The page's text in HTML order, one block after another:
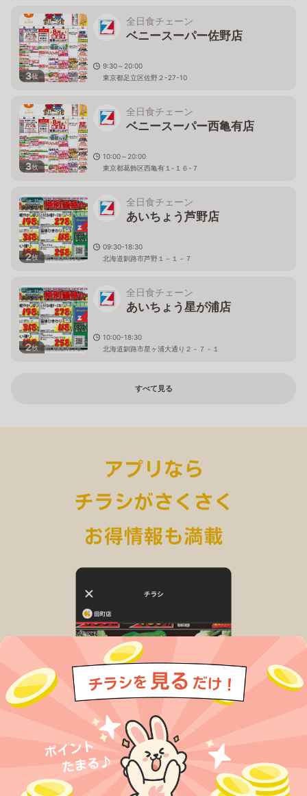
3枚
全日食チェーン
ベニースーパー佐野店
9:30～20:00
東京都足立区佐野２-27-10
3枚
全日食チェーン
ベニースーパー西亀有店
10:00～20:00
東京都葛飾区西亀有１-１６-７
2枚
全日食チェーン
あいちょう芦野店
09:30-18:30
北海道釧路市芦野１－１－７
2枚
全日食チェーン
あいちょう星が浦店
10:00-18:30
北海道釧路市星ヶ浦大通り２－７－１
すべて見る